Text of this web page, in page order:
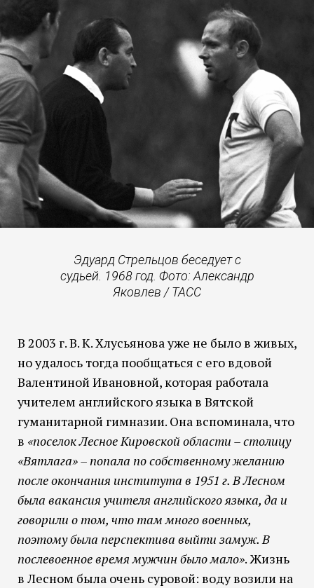
Эдуард Стрельцов беседует с
судьей. 1968 год. Фото: Александр
Яковлев / ТАСС
В 2003 г. В. К. Хлусьянова уже не было в живых,
но удалось тогда пообщаться с его вдовой
Валентиной Ивановной, которая работала
учителем английского языка в Вятской
гуманитарной гимназии. Она вспоминала, что
в «поселок Лесное Кировской области – столицу
«Вятлага» – попала по собственному желанию
после окончания института в 1951 г. В Лесном
была вакансия учителя английского языка, да и
говорили о том, что там много военных,
поэтому была перспектива выйти замуж. В
послевоенное время мужчин было мало». Жизнь
в Лесном была очень суровой: воду возили на